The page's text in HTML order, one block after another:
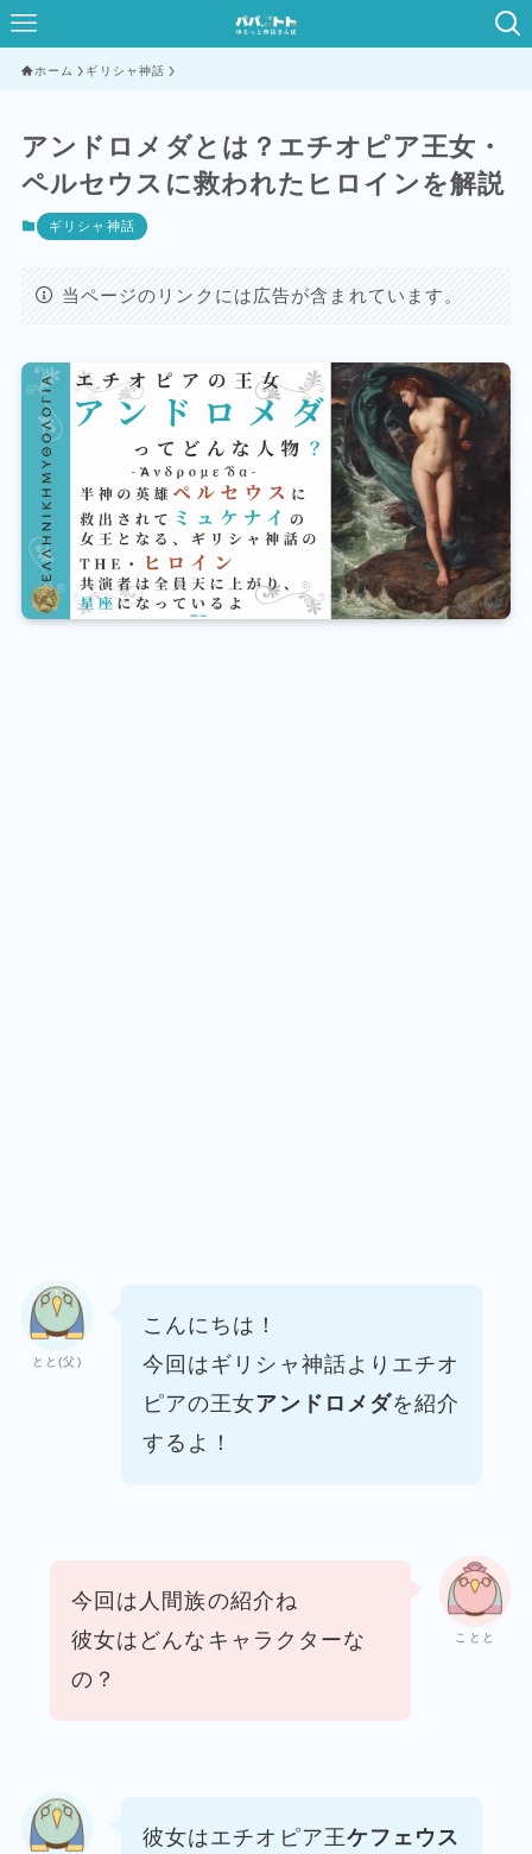
ホーム ギリシャ神話
アンドロメダとは？エチオピア王女・
ペルセウスに救われたヒロインを解説
ギリシャ神話
当ページのリンクには広告が含まれています。
とと(父)
こんにちは！
今回はギリシャ神話より エチオ
ピアの王女アンドロメダを紹介
するよ！
ことと
今回は人間族の紹介ね
彼女はどんなキャラクターな
の？
彼女はエチオピア王ケフェウス